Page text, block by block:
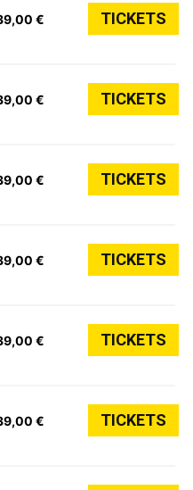
€ TICKETS
€ TICKETS
€ TICKETS
€ TICKETS
€ TICKETS
€ TICKETS